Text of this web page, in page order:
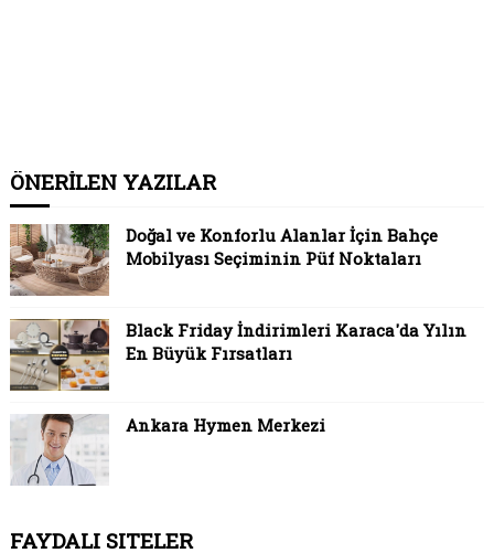
ÖNERİLEN YAZILAR
Doğal ve Konforlu Alanlar İçin Bahçe
Mobilyası Seçiminin Püf Noktaları
Black Friday İndirimleri Karaca'da Yılın
En Büyük Fırsatları
Ankara Hymen Merkezi
FAYDALI SITELER